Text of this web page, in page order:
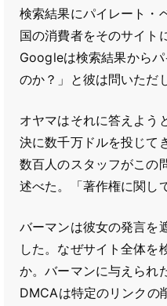
検索結果にパイレート・
国の消費者をそのサイト
Googleは検索結果から
のか？」と彼は問いただ
オヤマはそれに答えよう
決に数千万ドルを投じて
数百人のスタッフがこの
述べた。「著作権に関し
バーマンは彼女の発言を
した。なぜサイト全体を
か。バーマンに与えられ
DMCAは特定のリンクの